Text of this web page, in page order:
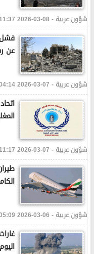
شؤون عربية - 08-03-2026 11:37 AM
فشل
عن
شؤون عربية - 07-03-2026 04:14 PM
شؤون عربية - 07-03-2026 11:17 AM
شؤون عربية - 06-03-2026 05:09 PM
اليوم